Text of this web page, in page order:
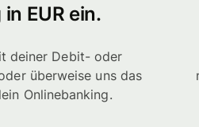
EUR ein.
deiner Debit- oder
überweise uns das
Onlinebanking.